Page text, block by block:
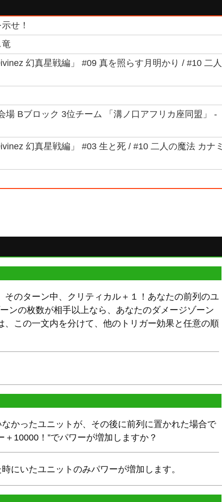
せ！
竜
幻真星戦編」 #09 真を照らす月明かり / #10 二人
場 Bブロック 3位チーム 「溝ノ口アフリカ座同盟」 -
幻真星戦編」 #03 生と死 / #10 二人の魔法 カナミ
のターン中、クリティカル＋１！あなたの前列のユ
ンの枚数が相手以上なら、あなたのダメージゾーン
この一文内を分けて、他のトリガー効果と任意の順
かったユニットが、その後に前列に置かれた場合で
10000！”でパワーが増加しますか？
にいたユニットのみパワーが増加します。